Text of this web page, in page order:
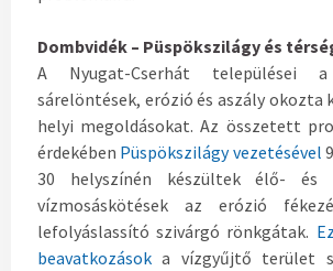
Dombvidék – Püspökszilágy és
A Nyugat-Cserhát települései a
sárelöntések, erózió és aszály okozta
helyi megoldásokat. Az összetett
érdekében Püspökszilágy vezetésével
30 helyszínén készültek élő- és
vízmosáskötések az erózió
lefolyáslassító szivárgó rönkgátak.
beavatkozások a vízgyűjtő terület